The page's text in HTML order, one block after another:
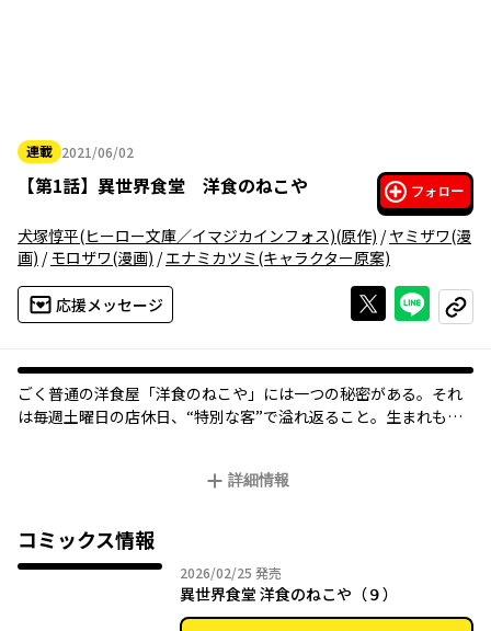
連載 2021/06/02
2021年06月02日
【第1話】 異世界食堂 洋食のねこや フォロー
犬塚惇平(ヒーロー文庫／イマジカインフォス)(原作) /ヤミザワ(漫
画) /モロザワ(漫画) /エナミカツミ(キャラクター原案)
応援メッセージ Xで投稿する
ライン
コピー
ごく普通の洋食屋「洋食のねこや」には一つの秘密がある。それ
は毎週土曜日の店休日、“特別な客”で溢れ返ること。生まれも育
理。そんな不思議で特別な料理を出すお店を“ある世界”の人たち
詳細情報
コミックス情報
2026/02/25 2026年02月25日
発売
異世界食堂 洋食のねこや（９）